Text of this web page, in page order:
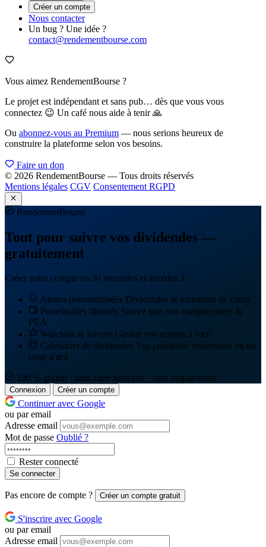
Créer un compte
Nous contacter
Un bug ? Une idée ?
contact@rendementbourse.com
Vous aimez RendementBourse ?
Le projet est indépendant et sans pub… dès que vous vous
connectez 😉 Un café nous aide à tenir 🙏
Ou abonnez-vous au Premium — nous serions heureux de
construire la plateforme selon vos besoins.
Faire un don
© 2026 RendementBourse — Tous droits réservés
Mentions légales CGV Consentement RGPD
RendementBourse
Tout pour suivre vos dividendes —
gratuitement
Créez votre compte en 30 secondes et accédez à :
Alertes personnalisées Dividendes & variations de cours
Portefeuilles illimités Suivez tous vos comptes titres &
PEA
Watchlist & favoris Gardez vos actions à l'œil
Calendrier de dividendes Vos prochains versements en un
coup d'œil
100 % gratuit · sans carte bancaire · sans engagement
Connexion Créer un compte
Continuer avec Google
ou par email
Adresse email
Mot de passe Oublié ?
Rester connecté
Se connecter
Pas encore de compte ? Créer un compte gratuit
S'inscrire avec Google
ou par email
Adresse email